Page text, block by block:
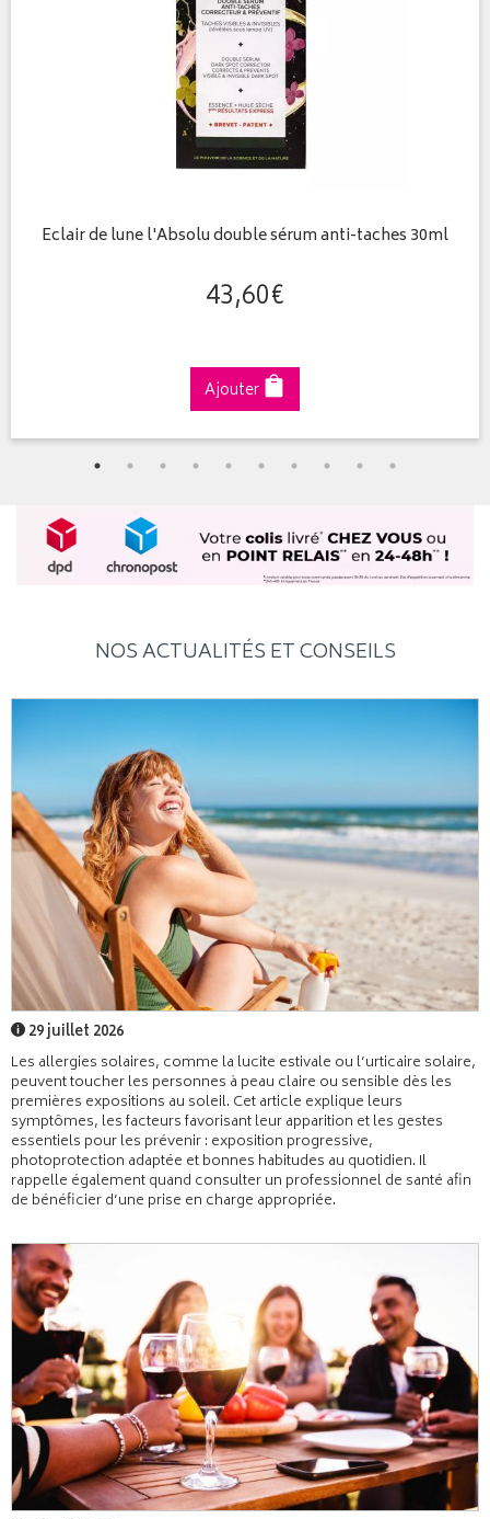
Eclair de lune l'Absolu double sérum anti-taches 30ml
43,60€
Ajouter
NOS ACTUALITÉS ET CONSEILS
29 juillet 2026
Les allergies solaires, comme la lucite estivale ou l’urticaire solaire,
peuvent toucher les personnes à peau claire ou sensible dès les
premières expositions au soleil. Cet article explique leurs
symptômes, les facteurs favorisant leur apparition et les gestes
essentiels pour les prévenir : exposition progressive,
photoprotection adaptée et bonnes habitudes au quotidien. Il
rappelle également quand consulter un professionnel de santé afin
de bénéficier d’une prise en charge appropriée.